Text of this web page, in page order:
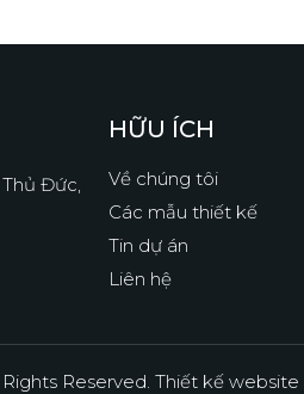
Thủ Đức,
HỮU ÍCH
Về chúng tôi
Các mẫu thiết kế
Tin dự án
Liên hệ
Reserved. Thiết kế website